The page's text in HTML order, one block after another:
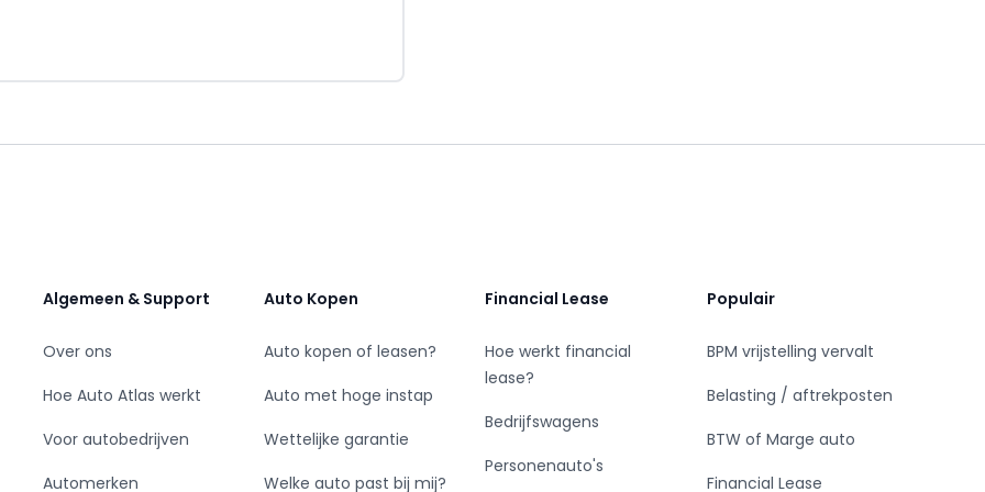
Algemeen & Support
Over ons
Hoe Auto Atlas werkt
Voor autobedrijven
Automerken
Auto Kopen
Auto kopen of leasen?
Auto met hoge instap
Wettelijke garantie
Welke auto past bij mij?
Financial Lease
Hoe werkt financial
lease?
Bedrijfswagens
Personenauto's
Populair
BPM vrijstelling vervalt
Belasting / aftrekposten
BTW of Marge auto
Financial Lease